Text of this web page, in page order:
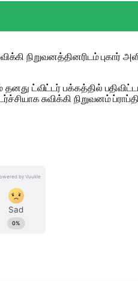
நிறுவனத்தினரிடம் புகார்
ட்விட்டர் பக்கத்தில்
சுவிக்கி நிறுவனம்